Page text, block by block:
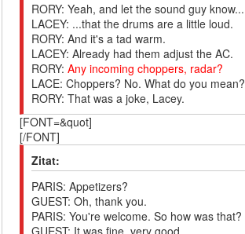
RORY: Yeah, and let the sound guy know...
LACEY: ...that the drums are a little loud.
RORY: And it's a tad warm.
LACEY: Already had them adjust the AC.
RORY:Any incoming choppers, radar?
LACE: Choppers? No. What do you mean?
RORY: That was a joke, Lacey.
[FONT=&quot]
[/FONT]
Zitat:
PARIS: Appetizers?
GUEST: Oh, thank you.
PARIS: You're welcome. So how was that?